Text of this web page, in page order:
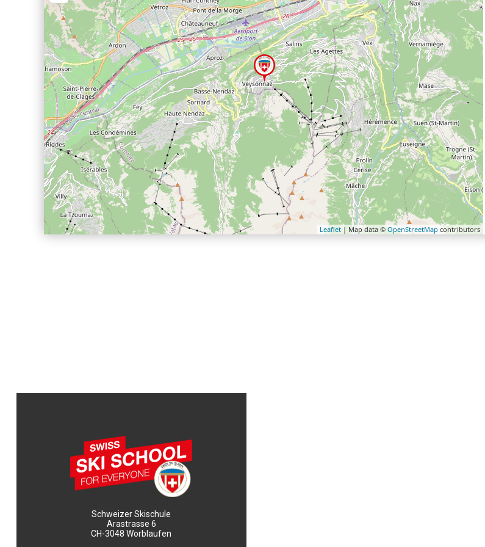
Leaflet | Map data © OpenStreetMap contributors
Schweizer Skischule
Arastrasse 6
CH-3048 Worblaufen